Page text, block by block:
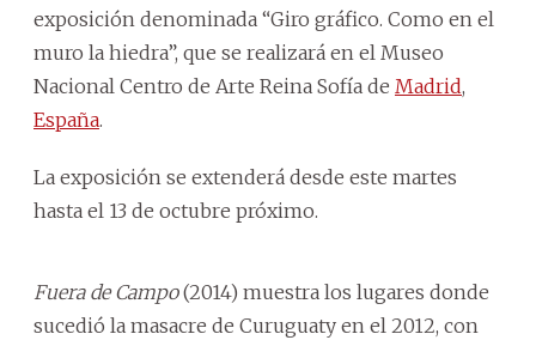
exposición denominada “Giro gráfico. Como en el
muro la hiedra”, que se realizará en el Museo
Nacional Centro de Arte Reina Sofía de Madrid,
España.
La exposición se extenderá desde este martes
hasta el 13 de octubre próximo.
Fuera de Campo(2014) muestra los lugares donde
sucedió la masacre de Curuguaty en el 2012, con